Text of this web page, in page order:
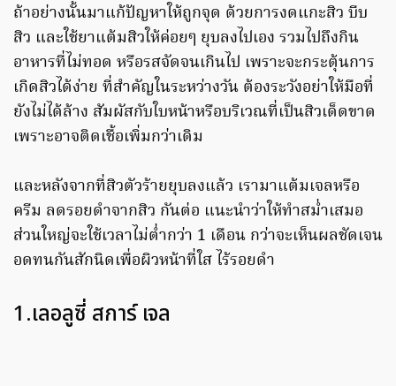
ถ้าอย่างนั้นมาแก้ปัญหาให้ถูกจุด ด้วยการงดแกะสิว บีบ
สิว และใช้ยาแต้มสิวให้ค่อยๆ ยุบลงไปเอง รวมไปถึงกิน
อาหารที่ไม่ทอด หรือรสจัดจนเกินไป เพราะจะกระตุ้นการ
เกิดสิวได้ง่าย ที่สำคัญในระหว่างวัน ต้องระวังอย่าให้มือที่
ยังไม่ได้ล้าง สัมผัสกับใบหน้าหรือบริเวณที่เป็นสิวเด็ดขาด
เพราะอาจติดเชื้อเพิ่มกว่าเดิม
และหลังจากที่สิวตัวร้ายยุบลงแล้ว เรามาแต้มเจลหรือ
ครีม ลดรอยดำจากสิว กันต่อ แนะนำว่าให้ทำสม่ำเสมอ
ส่วนใหญ่จะใช้เวลาไม่ต่ำกว่า 1 เดือน กว่าจะเห็นผลชัดเจน
อดทนกันสักนิดเพื่อผิวหน้าที่ใส ไร้รอยดำ
1.เลอลูซี่ สการ์ เจล